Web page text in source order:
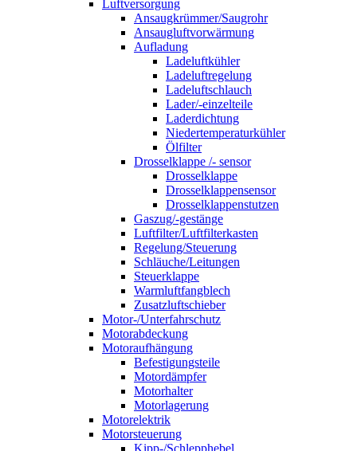
Luftversorgung
Ansaugkrümmer/Saugrohr
Ansaugluftvorwärmung
Aufladung
Ladeluftkühler
Ladeluftregelung
Ladeluftschlauch
Lader/-einzelteile
Laderdichtung
Niedertemperaturkühler
Ölfilter
Drosselklappe /- sensor
Drosselklappe
Drosselklappensensor
Drosselklappenstutzen
Gaszug/-gestänge
Luftfilter/Luftfilterkasten
Regelung/Steuerung
Schläuche/Leitungen
Steuerklappe
Warmluftfangblech
Zusatzluftschieber
Motor-/Unterfahrschutz
Motorabdeckung
Motoraufhängung
Befestigungsteile
Motordämpfer
Motorhalter
Motorlagerung
Motorelektrik
Motorsteuerung
Kipp-/Schlepphebel